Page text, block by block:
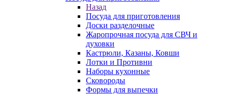
Назад
Посуда для приготовления
Доски разделочные
Жаропрочная посуда для СВЧ и
духовки
Кастрюли, Казаны, Ковши
Лотки и Противни
Наборы кухонные
Сковороды
Формы для выпечки